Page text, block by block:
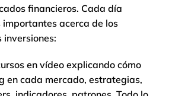
financieros. Cada día
acerca de los
inversiones:
en vídeo explicando cómo
en cada mercado, estrategias,